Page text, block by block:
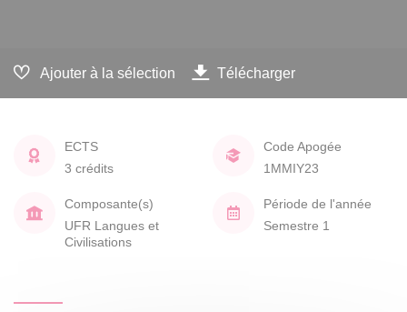
Ajouter à la sélection Télécharger
ECTS
3 crédits
Code Apogée
1MMIY23
Composante(s)
UFR Langues et
Civilisations
Période de l'année
Semestre 1